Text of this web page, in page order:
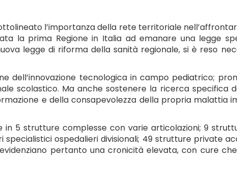
l’importanza della rete territoriale
la prima Regione in Italia ad emanare una legge
legge di riforma della sanità regionale, si è reso
dell’innovazione tecnologica in campo pediatrico;
scolastico. Ma anche sostenere la ricerca
e della consapevolezza della propria malattia
in 5 strutture complesse con varie articolazioni; 9
ospedalieri divisionali; 49 strutture private
pertanto una cronicità elevata, con cure